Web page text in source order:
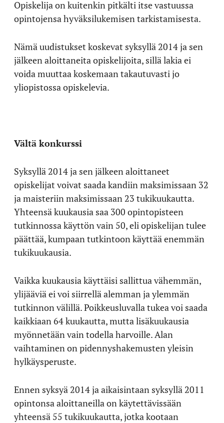
Opiskelija on kuitenkin pitkälti itse vastuussa
opintojensa hyväksilukemisen tarkistamisesta.
Nämä uudistukset koskevat syksyllä 2014 ja sen
jälkeen aloittaneita opiskelijoita, sillä lakia ei
voida muuttaa koskemaan takautuvasti jo
yliopistossa opiskelevia.
Vältä konkurssi
Syksyllä 2014 ja sen jälkeen aloittaneet
opiskelijat voivat saada kandiin maksimissaan 32
ja maisteriin maksimissaan 23 tukikuukautta.
Yhteensä kuukausia saa 300 opintopisteen
tutkinnossa käyttön vain 50, eli opiskelijan tulee
päättää, kumpaan tutkintoon käyttää enemmän
tukikuukausia.
Vaikka kuukausia käyttäisi sallittua vähemmän,
ylijääviä ei voi siirrellä alemman ja ylemmän
tutkinnon välillä. Poikkeusluvalla tukea voi saada
kaikkiaan 64 kuukautta, mutta lisäkuukausia
myönnetään vain todella harvoille. Alan
vaihtaminen on pidennyshakemusten yleisin
hylkäysperuste.
Ennen syksyä 2014 ja aikaisintaan syksyllä 2011
opintonsa aloittaneilla on käytettävissään
yhteensä 55 tukikuukautta, jotka kootaan